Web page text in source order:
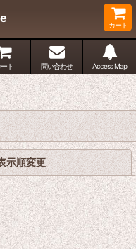
カート
ト 問い合わせ Access Map
示順変更 閉じる